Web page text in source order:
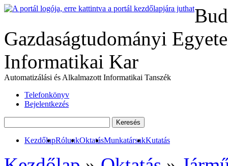
Gazdaságtudományi
Informatikai Kar
Automatizálási és Alkalmazott Informatikai Tanszék
Telefonkönyv
Bejelentkezés
KezdőlapRólunkOktatásMunkatársakKutatás